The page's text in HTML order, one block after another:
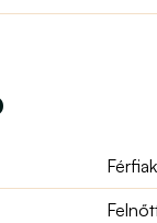
Férfiak